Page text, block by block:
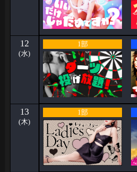
12
(水)
1部
13
(木)
1部